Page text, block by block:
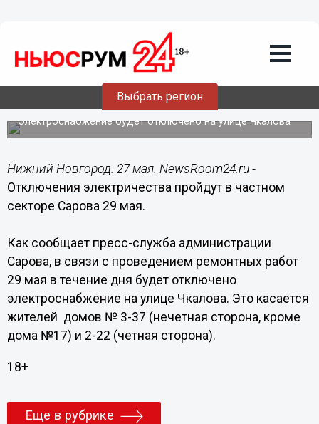
Выбрать регион
27.05.201519:45
Отключения электричества пройдут в
частном секторе Сарова 29 мая
Электроснабжение будет отключено на улице Чкалова
Нижний Новгород. 27 мая. NewsRoom24.ru -
Отключения электричества пройдут в частном
секторе Сарова 29 мая.
Как сообщает пресс-служба администрации
Сарова, в связи с проведением ремонтных работ
29 мая в течение дня будет отключено
электроснабжение на улице Чкалова. Это касается
жителей домов № 3-37 (нечетная сторона, кроме
дома №17) и 2-22 (четная сторона).
18+
Еще в рубрике